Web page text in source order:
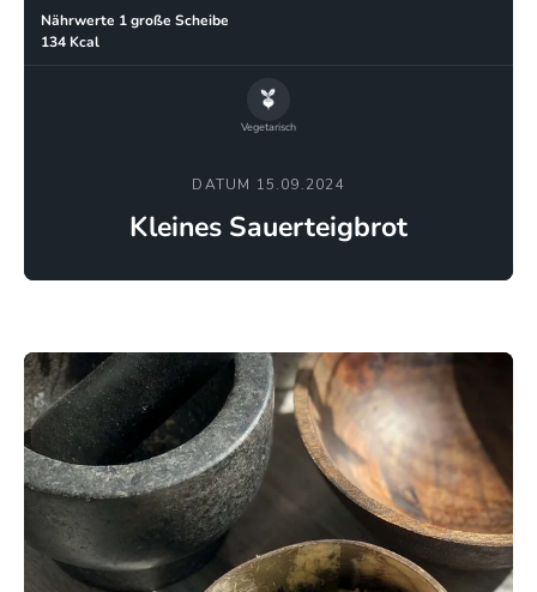
Nährwerte 1 große Scheibe
134 Kcal
Vegetarisch
DATUM 15.09.2024
Kleines Sauerteigbrot